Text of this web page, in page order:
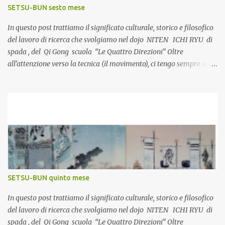
SETSU-BUN sesto mese
In questo post trattiamo il significato culturale, storico e filosofico
del lavoro di ricerca che svolgiamo nel dojo NITEN ICHI RYU di
spada , del Qi Gong scuola “Le Quattro Direzioni” Oltre
all’attenzione verso la tecnica (il movimento), ci tengo sempre ad
varie fasi di apprendimento che l’arte impone, guidando la crescita
personale del praticante. #qigongesalute #maestriqigong
#personaltrainerolistico #riflessologiabenessere
#determinazioneartigiapponesi www.duecieli.it ® Quando
campagne del Giappone , le principali celebrazioni religiose si
tengono generalmente in autunno, ma nella capitale, e in a...
SETSU-BUN quinto mese
In questo post trattiamo il significato culturale, storico e filosofico
del lavoro di ricerca che svolgiamo nel dojo NITEN ICHI RYU di
spada , del Qi Gong scuola “Le Quattro Direzioni” Oltre